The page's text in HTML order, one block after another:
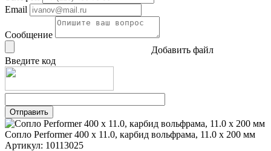
Email
Сообщение
Добавить файл
Введите код
Сопло Performer 400 х 11.0, карбид вольфрама, 11.0 х 200 мм
Артикул: 10113025